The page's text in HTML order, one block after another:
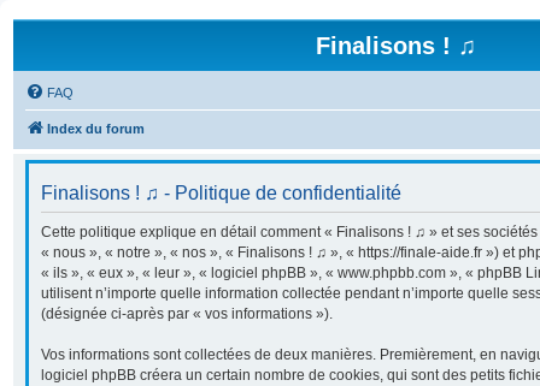
Finalisons ! ♫
FAQ
Index du forum
Finalisons ! ♫ - Politique de confidentialité
Cette politique explique en détail comment « Finalisons ! ♫ » et ses
« nous », « notre », « nos », « Finalisons ! ♫ », « https://finale-aide.fr ») et
« ils », « eux », « leur », « logiciel phpBB », « www.phpbb.com », « phpBB
utilisent n’importe quelle information collectée pendant n’importe quelle
(désignée ci-après par « vos informations »).
Vos informations sont collectées de deux manières. Premièrement, en
logiciel phpBB créera un certain nombre de cookies, qui sont des petits